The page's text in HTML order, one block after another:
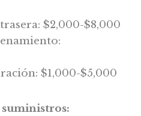
$2,000-$8,000
$1,000-$5,000